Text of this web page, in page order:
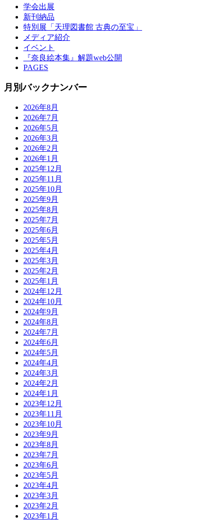
学会出展
新刊納品
特別展「天理図書館 古典の至宝」
メディア紹介
イベント
『奈良絵本集』解題web公開
PAGES
月別バックナンバー
2026年8月
2026年7月
2026年5月
2026年3月
2026年2月
2026年1月
2025年12月
2025年11月
2025年10月
2025年9月
2025年8月
2025年7月
2025年6月
2025年5月
2025年4月
2025年3月
2025年2月
2025年1月
2024年12月
2024年10月
2024年9月
2024年8月
2024年7月
2024年6月
2024年5月
2024年4月
2024年3月
2024年2月
2024年1月
2023年12月
2023年11月
2023年10月
2023年9月
2023年8月
2023年7月
2023年6月
2023年5月
2023年4月
2023年3月
2023年2月
2023年1月